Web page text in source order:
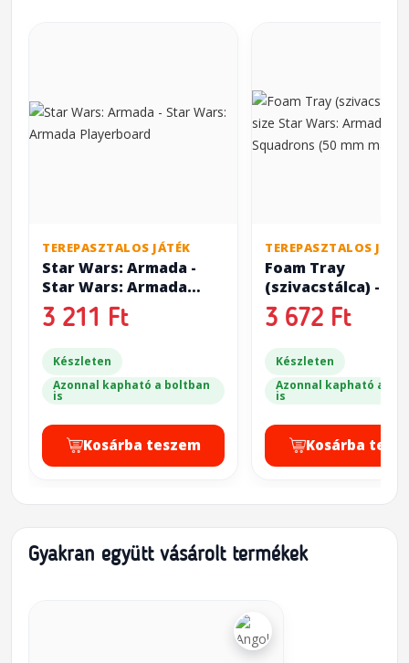
TEREPASZTALOS JÁTÉK
Star Wars: Armada -
Star Wars: Armada
Playerboard
3 211 Ft
Készleten
Azonnal kapható a boltban
is
Kosárba teszem
TEREPASZTALOS
Foam Tray
(szivacstálca) -
size Star Wars:
12x Squadrons (50
3 672 Ft
Készleten
Azonnal kapható a
is
Kosárba
Gyakran együtt vásárolt termékek